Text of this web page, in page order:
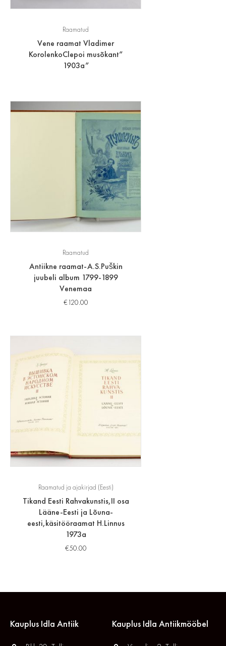
Raamatud
Vene raamat Vladimer
KorolenkoClepoi musõkant”
1903a”
Raamatud
Antiikne raamat-A.S.Puškin
juubeli album 1799-1899
Venemaa
€120.00
Raamatud ja ajakirjad (Eesti)
Tikand Eesti Rahvakunstis,II osa
Lääne-Eesti ja Lõuna-
eesti,käsitööraamat H.Linnus
1973a
€50.00
Kauplus Idla Antiik Kauplus Idla Antiikmööbel